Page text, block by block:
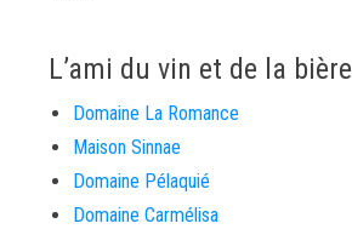
L’ami du vin et de la bière
Domaine La Romance
Maison Sinnae
Domaine Pélaquié
Domaine Carmélisa